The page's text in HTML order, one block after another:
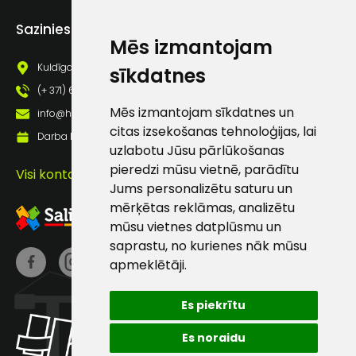
Mēs izmantojam
sīkdatnes
Mēs izmantojam sīkdatnes un
citas izsekošanas tehnoloģijas, lai
uzlabotu Jūsu pārlūkošanas
pieredzi mūsu vietnē, parādītu
Jums personalizētu saturu un
mērķētas reklāmas, analizētu
mūsu vietnes datplūsmu un
saprastu, no kurienes nāk mūsu
apmeklētāji.
Es piekrītu
Es noraidu
Sazinies ar mums
Kuldīgas iela 69a, Saldus, Saldus nov., LV - 3801
(+ 371) 63 881 186
info@hards.lv
Darba laiks: Darbadienās: 8:00 - 17:00
Visi kontakti
Sūtīt ziņojumu
Klientu
atbalsts
Darbdienās:
8:00 – 17:00
info@hards.lv